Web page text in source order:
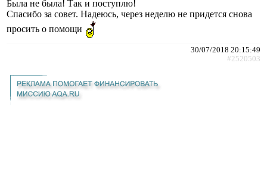
Была не была! Так и поступлю!
Спасибо за совет. Надеюсь, через неделю не придется снова
просить о помощи
30/07/2018 20:15:49
#2520503